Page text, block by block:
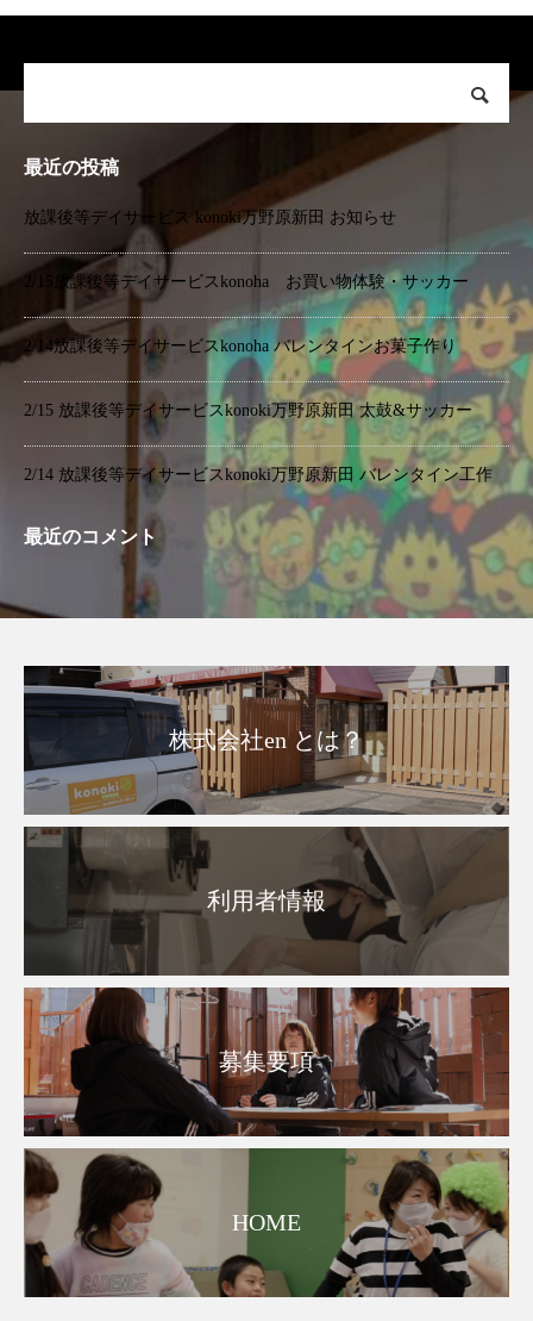
最近の投稿
放課後等デイサービス konoki万野原新田 お知らせ
2/15放課後等デイサービスkonoha お買い物体験・サッカー
2/14放課後等デイサービスkonoha バレンタインお菓子作り
2/15 放課後等デイサービスkonoki万野原新田 太鼓&サッカー
2/14 放課後等デイサービスkonoki万野原新田 バレンタイン工作
最近のコメント
株式会社en とは？
利用者情報
募集要項
HOME